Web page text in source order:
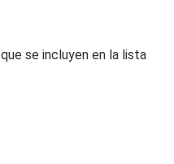
que se incluyen en la lista